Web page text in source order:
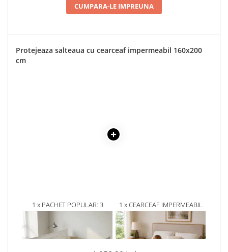
CUMPARA-LE IMPREUNA
Protejeaza salteaua cu cearceaf impermeabil 160x200
cm
1 x PACHET POPULAR: 3
BARIERE PROTECTIE PAT
COPII, SELECT, 160X200 CM
938,90 Lei
694,79 Lei
1 x CEARCEAF IMPERMEABIL
ALB CU ELASTIC, HUSA
PROTECTIE SALTEA TIP
PROSOP, 160X200X40 CM
120,00Lei
72,00 Lei